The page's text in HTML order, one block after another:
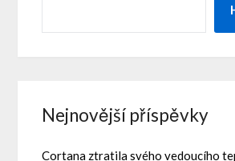
Nejnovější příspěvky
Cortana ztratila svého vedoucího